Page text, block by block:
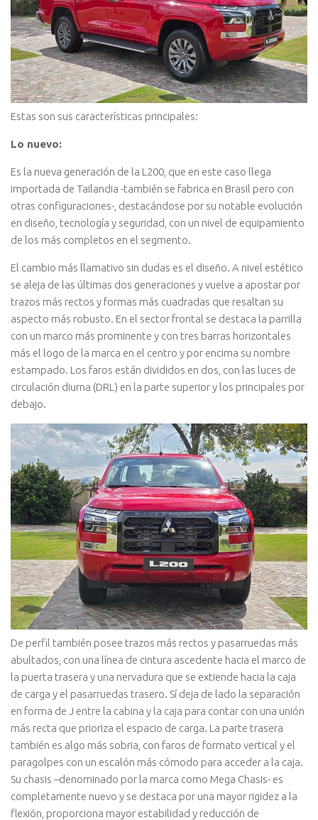
Estas son sus características principales:
Lo nuevo:
Es la nueva generación de la L200, que en este caso llega
importada de Tailandia -también se fabrica en Brasil pero con
otras configuraciones-, destacándose por su notable evolución
en diseño, tecnología y seguridad, con un nivel de equipamiento
de los más completos en el segmento.
El cambio más llamativo sin dudas es el diseño. A nivel estético
se aleja de las últimas dos generaciones y vuelve a apostar por
trazos más rectos y formas más cuadradas que resaltan su
aspecto más robusto. En el sector frontal se destaca la parrilla
con un marco más prominente y con tres barras horizontales
más el logo de la marca en el centro y por encima su nombre
estampado. Los faros están divididos en dos, con las luces de
circulación diurna (DRL) en la parte superior y los principales por
debajo.
De perfil también posee trazos más rectos y pasarruedas más
abultados, con una línea de cintura ascedente hacia el marco de
la puerta trasera y una nervadura que se extiende hacia la caja
de carga y el pasarruedas trasero. Sí deja de lado la separación
en forma de J entre la cabina y la caja para contar con una unión
más recta que prioriza el espacio de carga. La parte trasera
también es algo más sobria, con faros de formato vertical y el
paragolpes con un escalón más cómodo para acceder a la caja.
Su chasis –denominado por la marca como Mega Chasis- es
completamente nuevo y se destaca por una mayor rigidez a la
flexión, proporciona mayor estabilidad y reducción de